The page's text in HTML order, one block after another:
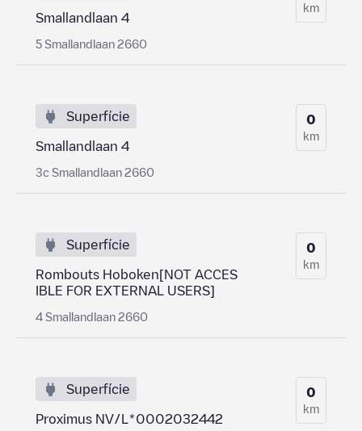
Smallandlaan 4
5 Smallandlaan 2660
km
Superfície
Smallandlaan 4
3c Smallandlaan 2660
0
km
Superfície
Rombouts Hoboken[NOT ACCES
IBLE FOR EXTERNAL USERS]
4 Smallandlaan 2660
0
km
Superfície
Proximus NV/L*0002032442
0
km